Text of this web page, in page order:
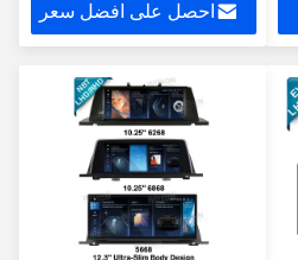
احصل على افضل سعر